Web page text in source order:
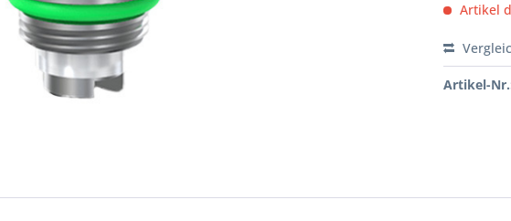
Artikel
Artikel-